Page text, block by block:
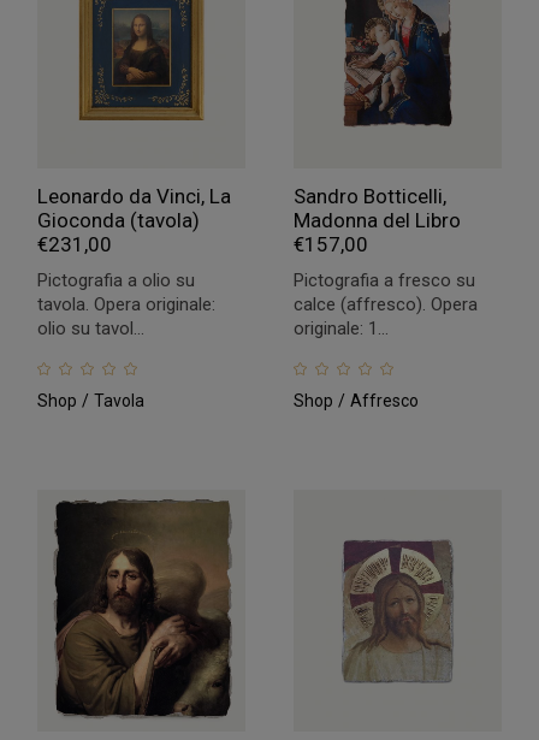
Leonardo da Vinci, La
Gioconda (tavola)
€231,00
Pictografia a olio su
tavola. Opera originale:
olio su tavol...
Shop Tavola
Sandro Botticelli,
Madonna del Libro
€157,00
Pictografia a fresco su
calce (affresco). Opera
originale: 1...
Shop Affresco